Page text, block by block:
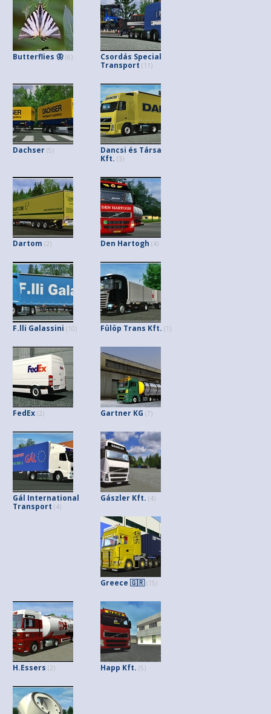
Butterflies 🦋 (6)
Csordás Special
Transport (11)
Dachser (5)
Dancsi és Társa
Kft. (3)
Dartom (2) Den Hartogh (4)
F.lli Galassini (10) Fülöp Trans Kft. (1)
FedEx (2) Gartner KG (7)
Gál International
Transport (4)
Gászler Kft. (4)
Greece 🇬🇷(15)
H.Essers (2) Happ Kft. (5)